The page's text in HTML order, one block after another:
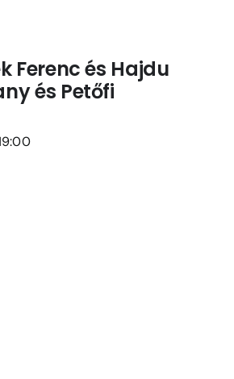
Ferenc és Hajdu
és Petőfi